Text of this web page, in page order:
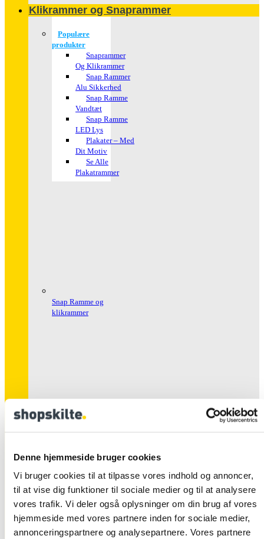
Denne hjemmeside bruger cookies
Vi bruger cookies til at tilpasse vores indhold og annoncer,
til at vise dig funktioner til sociale medier og til at analysere
vores trafik. Vi deler også oplysninger om din brug af vores
hjemmeside med vores partnere inden for sociale medier,
annonceringspartnere og analysepartnere. Vores partnere
Klikrammer og Snaprammer
Populære
produkter
Snaprammer
Og Klikrammer
Snap Rammer
Alu Sikkerhed
Snap Ramme
Vandtæt
Snap Ramme
LED Lys
Plakater – Med
Dit Motiv
Se Alle
Plakatrammer
Snap Ramme og
klikrammer
Sikkerhed